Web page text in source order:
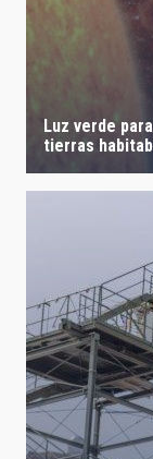
Luz verde
tierras